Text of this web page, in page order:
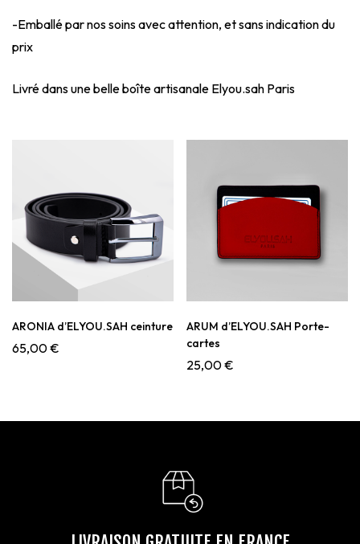
-Emballé par nos soins avec attention, et sans indication du
prix
Livré dans une belle boîte artisanale Elyou.sah Paris
ARONIA d’ELYOU.SAH ceinture
65,00€
ARUM d’ELYOU.SAH Porte-
cartes
25,00€